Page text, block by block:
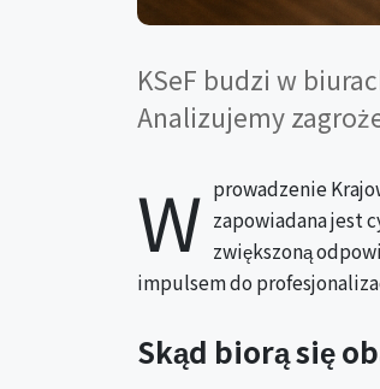
KSeF budzi w
Analizujemy
W prowadzenie
zapowiadana jest
zwiększoną
impulsem do
Skąd biorą się